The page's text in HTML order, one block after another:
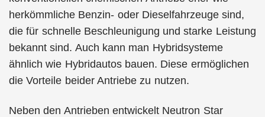
herkömmliche Benzin- oder Dieselfahrzeuge sind,
die für schnelle Beschleunigung und starke Leistung
bekannt sind. Auch kann man Hybridsysteme
ähnlich wie Hybridautos bauen. Diese ermöglichen
die Vorteile beider Antriebe zu nutzen.
Neben den Antrieben entwickelt Neutron Star